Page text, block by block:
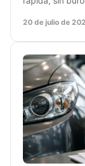
20 de julio de